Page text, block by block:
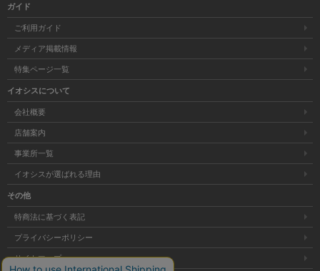
ガイド
ご利用ガイド
メディア掲載情報
特集ページ一覧
イオシスについて
会社概要
店舗案内
事業所一覧
イオシスが選ばれる理由
その他
特商法に基づく表記
プライバシーポリシー
サイトマップ